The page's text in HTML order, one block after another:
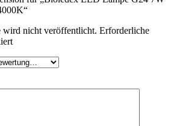
wird nicht veröffentlicht. Erforderliche